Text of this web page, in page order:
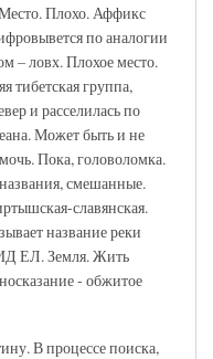
Плохо. Аффикс
по аналогии
– ловх. Плохое место.
тибетская группа,
и расселилась по
Может быть и не
Пока, головоломка.
смешанные.
славянская.
название реки
ЕЛ. Земля. Жить
- обжитое
В процессе поиска,